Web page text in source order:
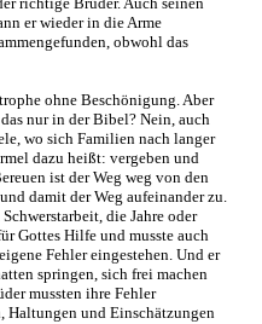
er wieder in die Arme
obwohl das
ohne Beschönigung. Aber
nur in der Bibel? Nein, auch
wo sich Familien nach langer
dazu heißt: vergeben und
ist der Weg weg von den
damit der Weg aufeinander zu.
die Jahre oder
Gottes Hilfe und musste auch
Fehler eingestehen. Und er
springen, sich frei machen
mussten ihre Fehler
Haltungen und Einschätzungen